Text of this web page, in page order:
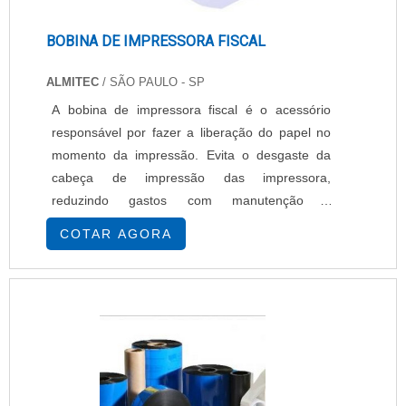
qualidade e precisão.Para tal sucesso, a
empresa investiu em profissionais competentes
uma empresa que tem sido apontada de forma
trazer o melhor para os parceiros..
BOBINA DE IMPRESSORA FISCAL
ALMITEC / SÃO PAULO - SP
A bobina de impressora fiscal é o acessório
responsável por fazer a liberação do papel no
momento da impressão. Evita o desgaste da
cabeça de impressão das impressora,
reduzindo gastos com manutenção e
impressão. Pode ser encontrada em diversos
tamanhos, adequando-se aos mais diversos
modelos de impressoras. Possui revestimento
composto de três camadas, onde a tecnologia
exclusiva Termoscript funciona....
COTAR AGORA